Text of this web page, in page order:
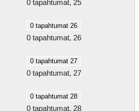
0 tapahtumat, 25
0 tapahtumat 26
0 tapahtumat, 26
0 tapahtumat 27
0 tapahtumat, 27
0 tapahtumat 28
0 tapahtumat, 28